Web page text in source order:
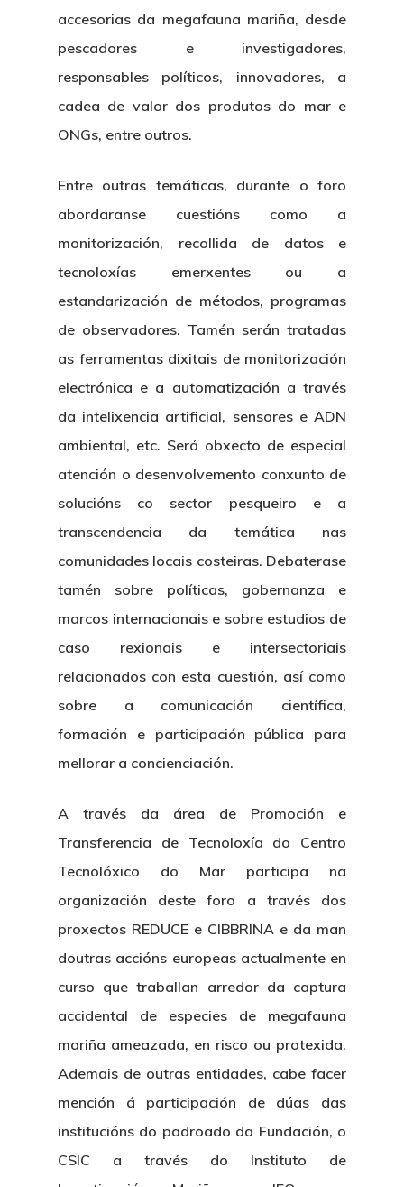
accesorias da megafauna mariña, desde
pescadores e investigadores,
responsables políticos, innovadores, a
cadea de valor dos produtos do mar e
ONGs, entre outros.
Entre outras temáticas, durante o foro
abordaranse cuestións como a
monitorización, recollida de datos e
tecnoloxías emerxentes ou a
estandarización de métodos, programas
de observadores. Tamén serán tratadas
as ferramentas dixitais de monitorización
electrónica e a automatización a través
da intelixencia artificial, sensores e ADN
ambiental, etc. Será obxecto de especial
atención o desenvolvemento conxunto de
solucións co sector pesqueiro e a
transcendencia da temática nas
comunidades locais costeiras. Debaterase
tamén sobre políticas, gobernanza e
marcos internacionais e sobre estudios de
caso rexionais e intersectoriais
relacionados con esta cuestión, así como
sobre a comunicación científica,
formación e participación pública para
mellorar a concienciación.
A través da área de Promoción e
Transferencia de Tecnoloxía do Centro
Tecnolóxico do Mar participa na
organización deste foro a través dos
proxectos REDUCE e CIBBRINA e da man
doutras accións europeas actualmente en
curso que traballan arredor da captura
accidental de especies de megafauna
mariña ameazada, en risco ou protexida.
Ademais de outras entidades, cabe facer
mención á participación de dúas das
institucións do padroado da Fundación, o
CSIC a través do Instituto de